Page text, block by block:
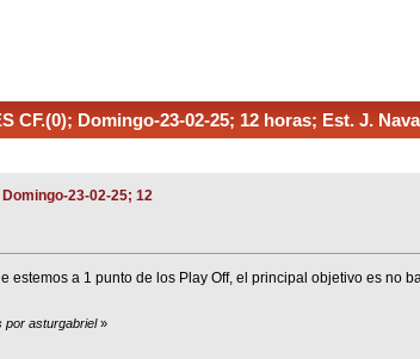
CF.(0); Domingo-23-02-25; 12 horas; Est. J.
Domingo-23-02-25; 12
estemos a 1 punto de los Play Off, el principal objetivo es no
por asturgabriel»